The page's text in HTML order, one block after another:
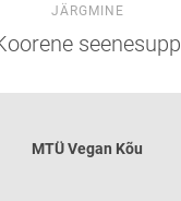
JÄRGMINE
seenesupp
MTÜVegan Kõu